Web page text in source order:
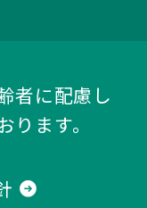
者に配慮し
ます。